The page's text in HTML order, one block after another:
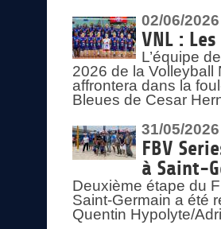
02/06/2026
VNL :
L’équipe
2026 de la
affrontera dans la
Bleues de Cesar
31/05/2026
FBV
à Saint-
Deuxième étape du
Saint-Germain a été
Quentin Hypolyte/